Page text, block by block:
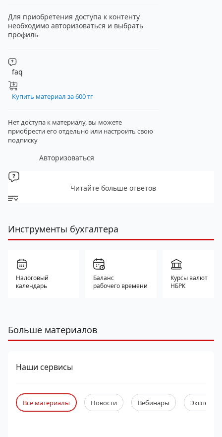
Для приобретения доступа к контенту
необходимо авторизоваться и выбрать
профиль
faq
Купить материал за 600 тг
Нет доступа к материалу, вы можете
приобрести его отдельно или настроить свою
подписку
Авторизоваться
Читайте больше ответов
Инструменты бухгалтера
Налоговый
календарь
Баланс
рабочего времени
Курсы валют
НБРК
Больше материалов
Наши сервисы
Все материалы Новости Вебинары